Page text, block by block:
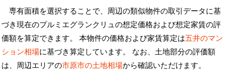
専有面積を選択することで、周辺の類似物件の取引データに基
づき現在のプルミエグランクリュの想定価格および想定家賃の評
価額を算定できます。 本物件の価格および家賃算定は五井のマン
ション相場に基づき算定しています。 なお、土地部分の評価額
は、周辺エリアの市原市の土地相場から確認いただけます。